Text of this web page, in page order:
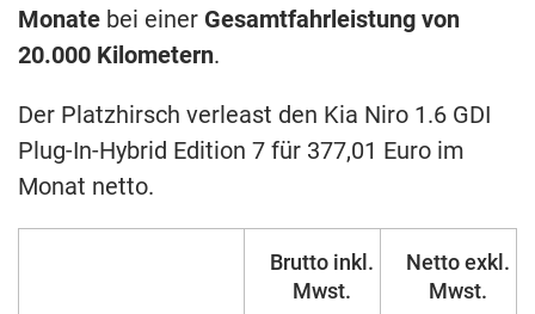
Monate bei einer Gesamtfahrleistung von
20.000 Kilometern.
Der Platzhirsch verleast den Kia Niro 1.6 GDI
Plug-In-Hybrid Edition 7 für 377,01 Euro im
Monat netto.
Brutto inkl.
Mwst.
Netto exkl.
Mwst.